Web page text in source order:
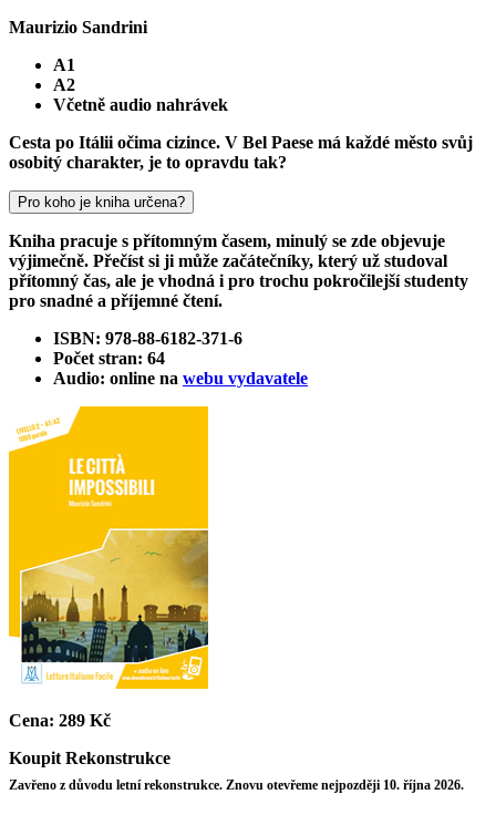
Maurizio Sandrini
A1
A2
Včetně audio nahrávek
Cesta po Itálii očima cizince. V Bel Paese má každé město svůj
osobitý charakter, je to opravdu tak?
Pro koho je kniha určena?
Kniha pracuje s přítomným časem, minulý se zde objevuje
výjimečně. Přečíst si ji může začátečníky, který už studoval
přítomný čas, ale je vhodná i pro trochu pokročilejší studenty
pro snadné a příjemné čtení.
ISBN: 978-88-6182-371-6
Počet stran: 64
Audio: online na webu vydavatele
Cena: 289 Kč
Koupit Rekonstrukce
Zavřeno z důvodu letní rekonstrukce. Znovu otevřeme nejpozději 10. října 2026.